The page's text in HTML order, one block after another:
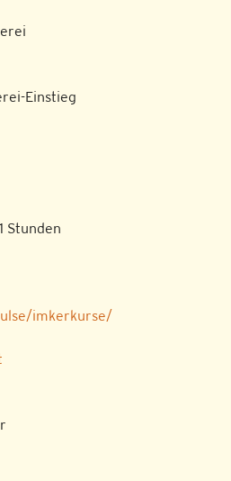
Einstieg
Stunden
imkerkurse/